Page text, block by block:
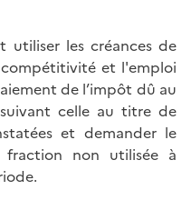
utiliser les créances de
et l'emploi
de l’impôt dû au
celle au titre de
et demander le
fraction non utilisée à